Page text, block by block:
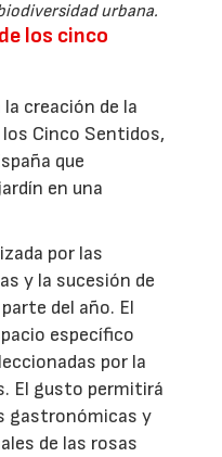
urbana.
los cinco
creación de la
Cinco Sentidos,
que
en una
por las
y la sucesión de
del año. El
específico
por la
El gusto permitirá
gastronómicas y
de las rosas